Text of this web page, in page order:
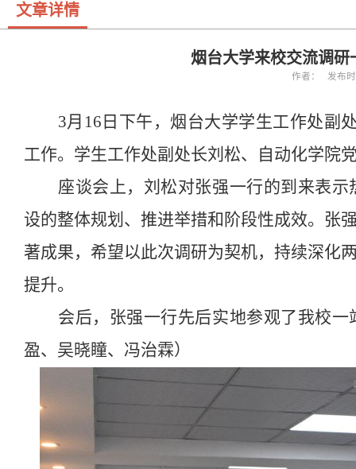
文章详情
烟台大学来校交流调
作者： 发布
3月 16 日下午，烟台大学学生工作处副
工作。学生工作处副处长刘松、自动化学院
座谈会上，刘松对张强一行的到来表
设的整体规划、推进举措和阶段性成效。张
著成果，希望以此次调研为契机，持续深化
提升。
会后，张强一行先后实地参观了我校
盈、吴晓瞳、冯治霖）